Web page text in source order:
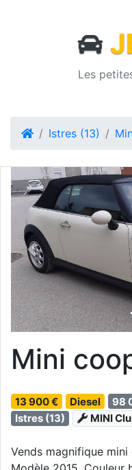
Les
Istres (13)
Previous
Mini
13 900 € Diesel 98
Istres (13)
MINI
Vends magnifique